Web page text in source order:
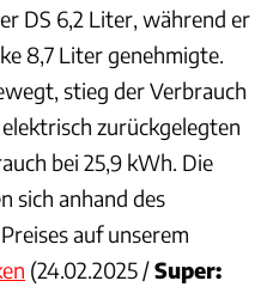
DS 6,2 Liter, während er
8,7 Liter genehmigte.
stieg der Verbrauch
zurückgelegten
bei 25,9 kWh. Die
sich anhand des
auf unserem
(24.02.2025 /Super: